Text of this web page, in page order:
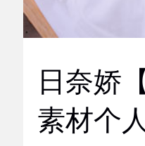
日奈娇
素材个